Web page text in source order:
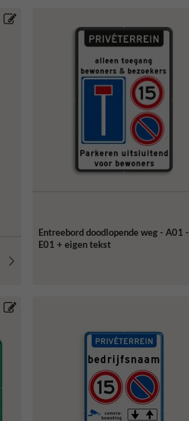
Entreebord doodlopende weg - A01 -
E01 + eigen tekst